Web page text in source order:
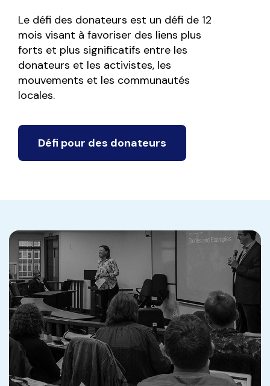
Le défi des donateurs est un défi de 12
mois visant à favoriser des liens plus
forts et plus significatifs entre les
donateurs et les activistes, les
mouvements et les communautés
locales.
Défi pour des donateurs